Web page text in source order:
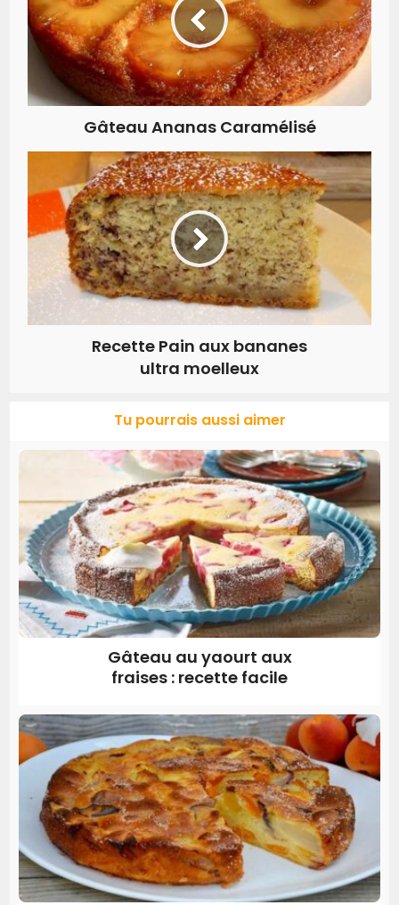
Gâteau Ananas Caramélisé
Recette Pain aux bananes
ultra moelleux
Tu pourrais aussi aimer
Gâteau au yaourt aux
fraises : recette facile